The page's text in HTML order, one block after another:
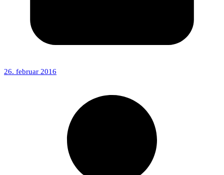
26. februar 2016